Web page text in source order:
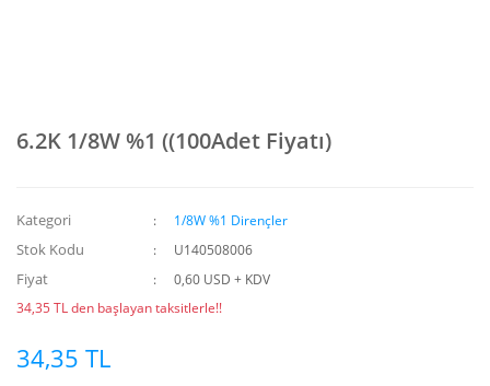
6.2K 1/8W %1 ((100Adet Fiyatı)
Kategori 1/8W %1 Dirençler
Stok Kodu U140508006
Fiyat
0,60 USD + KDV
34,35 TL den başlayan taksitlerle!!
34,35 TL